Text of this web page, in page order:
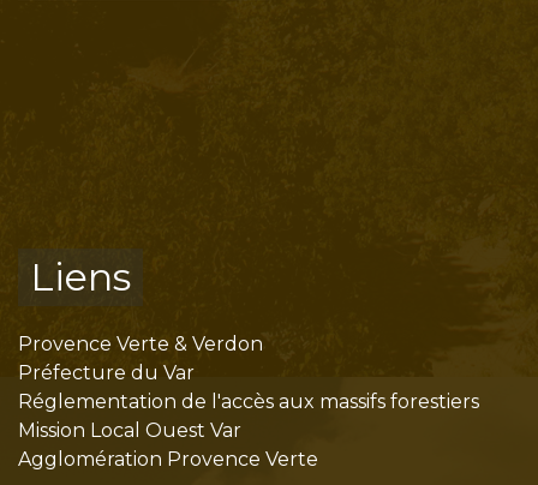
Liens
Provence Verte & Verdon
Préfecture du Var
Réglementation de l'accès aux massifs forestiers
Mission Local Ouest Var
Agglomération Provence Verte